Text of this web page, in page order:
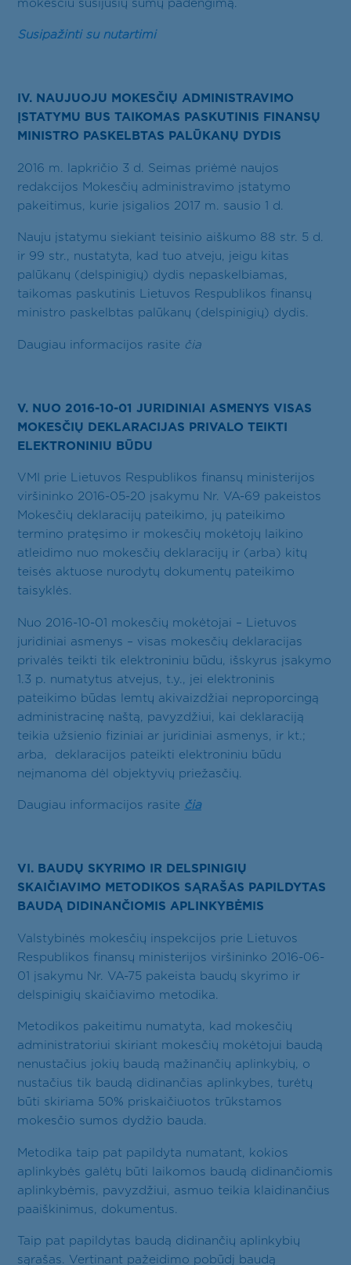
mokesčiu susijusių sumų padengimą.
Susipažinti su nutartimi
IV. NAUJUOJU MOKESČIŲ ADMINISTRAVIMO
ĮSTATYMU BUS TAIKOMAS PASKUTINIS FINANSŲ
MINISTRO PASKELBTAS PALŪKANŲ DYDIS
2016 m. lapkričio 3 d. Seimas priėmė naujos
redakcijos Mokesčių administravimo įstatymo
pakeitimus, kurie įsigalios 2017 m. sausio 1 d.
Nauju įstatymu siekiant teisinio aiškumo 88 str. 5 d.
ir 99 str., nustatyta, kad tuo atveju, jeigu kitas
palūkanų (delspinigių) dydis nepaskelbiamas,
taikomas paskutinis Lietuvos Respublikos finansų
ministro paskelbtas palūkanų (delspinigių) dydis.
Daugiau informacijos rasite čia
V. NUO 2016-10-01 JURIDINIAI ASMENYS VISAS
MOKESČIŲ DEKLARACIJAS PRIVALO TEIKTI
ELEKTRONINIU BŪDU
VMI prie Lietuvos Respublikos finansų ministerijos
viršininko 2016-05-20 įsakymu Nr. VA-69 pakeistos
Mokesčių deklaracijų pateikimo, jų pateikimo
termino pratęsimo ir mokesčių mokėtojų laikino
atleidimo nuo mokesčių deklaracijų ir (arba) kitų
teisės aktuose nurodytų dokumentų pateikimo
taisyklės.
Nuo 2016-10-01 mokesčių mokėtojai – Lietuvos
juridiniai asmenys – visas mokesčių deklaracijas
privalės teikti tik elektroniniu būdu, išskyrus įsakymo
1.3 p. numatytus atvejus, t.y., jei elektroninis
pateikimo būdas lemtų akivaizdžiai neproporcingą
administracinę naštą, pavyzdžiui, kai deklaraciją
teikia užsienio fiziniai ar juridiniai asmenys, ir kt.;
arba, deklaracijos pateikti elektroniniu būdu
neįmanoma dėl objektyvių priežasčių.
Daugiau informacijos rasite čia
VI. BAUDŲ SKYRIMO IR DELSPINIGIŲ
SKAIČIAVIMO METODIKOS SĄRAŠAS PAPILDYTAS
BAUDĄ DIDINANČIOMIS APLINKYBĖMIS
Valstybinės mokesčių inspekcijos prie Lietuvos
Respublikos finansų ministerijos viršininko 2016-06-
01 įsakymu Nr. VA-75 pakeista baudų skyrimo ir
delspinigių skaičiavimo metodika.
Metodikos pakeitimu numatyta, kad mokesčių
administratoriui skiriant mokesčių mokėtojui baudą
nenustačius jokių baudą mažinančių aplinkybių, o
nustačius tik baudą didinančias aplinkybes, turėtų
būti skiriama 50% priskaičiuotos trūkstamos
mokesčio sumos dydžio bauda.
Metodika taip pat papildyta numatant, kokios
aplinkybės galėtų būti laikomos baudą didinančiomis
aplinkybėmis, pavyzdžiui, asmuo teikia klaidinančius
paaiškinimus, dokumentus.
Taip pat papildytas baudą didinančių aplinkybių
sąrašas. Vertinant pažeidimo pobūdį baudą